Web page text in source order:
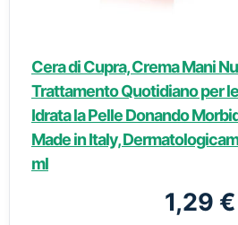
Cera di Cupra, Crema Mani
Trattamento Quotidiano per
Idrata la Pelle Donando
Made in Italy,
ml
1,29 €